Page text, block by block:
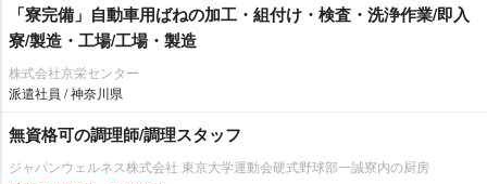
「寮完備」自動車用ばねの加工・組付け・検査・洗浄作業/即入
寮/製造・工場/工場・製造
株式会社京栄センター
派遣社員 / 神奈川県
無資格可の調理師/調理スタッフ
ジャパンウェルネス株式会社 東京大学運動会硬式野球部一誠寮内の厨房